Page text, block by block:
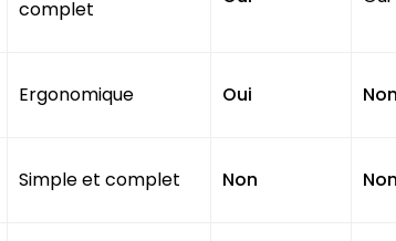
complet
Ergonomique Oui Non
Simple et complet Non Non